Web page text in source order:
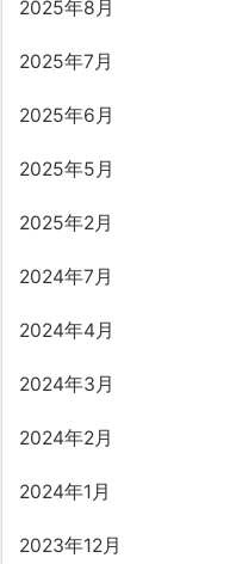
2025年8月
2025年7月
2025年6月
2025年5月
2025年2月
2024年7月
2024年4月
2024年3月
2024年2月
2024年1月
2023年12月